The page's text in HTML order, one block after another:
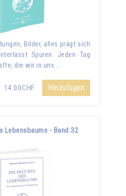
Bilder, alles prägt sich
Spuren. Jeden Tag
die wir in uns …
14.00CHF Hinzufügen
Lebensbaums - Band 32